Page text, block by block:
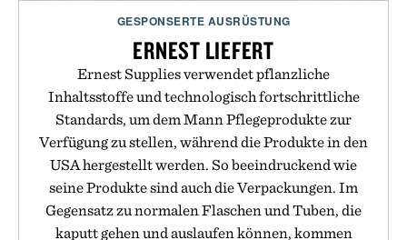
GESPONSERTE AUSRÜSTUNG
ERNEST LIEFERT
Ernest Supplies verwendet pflanzliche
Inhaltsstoffe und technologisch fortschrittliche
Standards, um dem Mann Pflegeprodukte zur
Verfügung zu stellen, während die Produkte in den
USA hergestellt werden. So beeindruckend wie
seine Produkte sind auch die Verpackungen. Im
Gegensatz zu normalen Flaschen und Tuben, die
kaputt gehen und auslaufen können, kommen